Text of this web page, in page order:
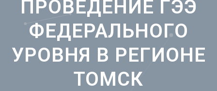
Брянск
В
Владивосток
Владикавказ
Владимир
Ростов-на-Дону
Рязань
С
Самара
Саранск
Севастополь
ПРОВЕДЕНИЕ ГЭЭ
ФЕДЕРАЛЬНОГО
УРОВНЯ В РЕГИОНЕ
ТОМСК